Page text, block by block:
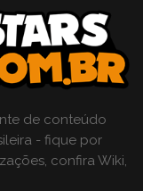
de conteúdo
- fique por
confira Wiki,